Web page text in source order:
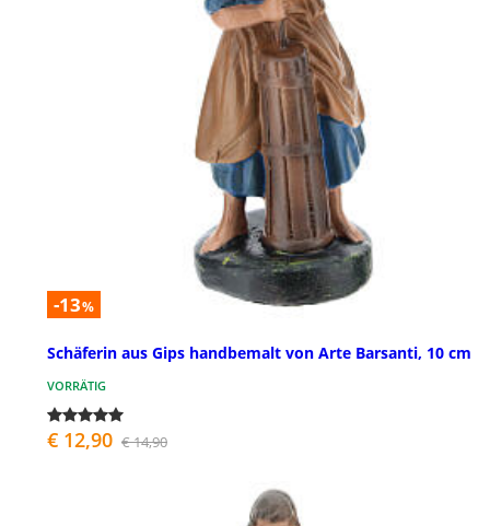
-13%
Schäferin aus Gips handbemalt von Arte Barsanti, 10 cm
VORRÄTIG
€ 12,90 € 14,90